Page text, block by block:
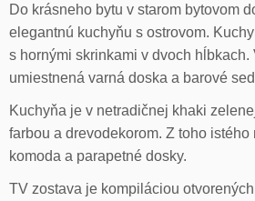
Do krásneho bytu v starom bytovom
elegantnú kuchyňu s ostrovom.
s hornými skrinkami v dvoch hĺbkach.
umiestnená varná doska a barové
Kuchyňa je v netradičnej khaki
farbou a drevodekorom. Z toho istého
komoda a parapetné dosky.
TV zostava je kompiláciou